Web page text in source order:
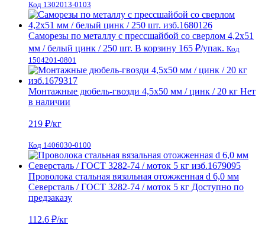
Код 1302013-0103
Саморезы по металлу с прессшайбой со сверлом 4,2х51
мм / белый цинк / 250 шт. В корзину 165 ₽/упак. Код
1504201-0801
Монтажные дюбель-гвозди 4,5х50 мм / цинк / 20 кг Нет
в наличии
219 ₽/кг
Код 1406030-0100
Проволока стальная вязальная отожженная d 6,0 мм
Северсталь / ГОСТ 3282-74 / моток 5 кг Доступно по
предзаказу
112.6 ₽/кг